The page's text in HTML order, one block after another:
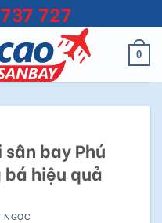
727
0
bay Phú
bá hiệu quả
NGỌC